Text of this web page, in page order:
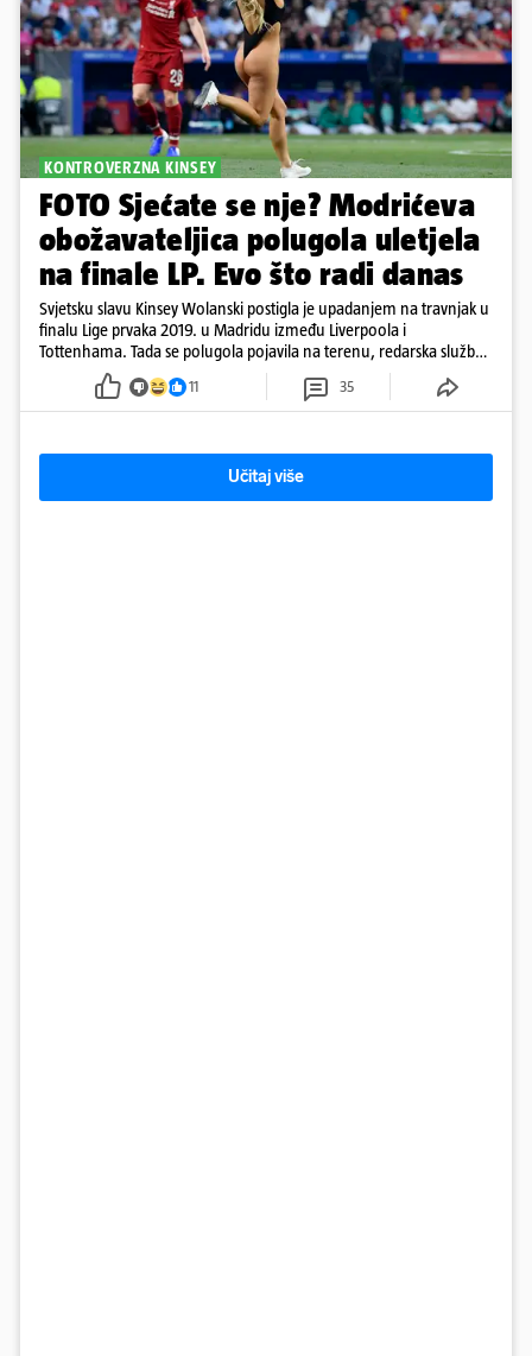
KONTROVERZNA KINSEY
FOTO Sjećate se nje? Modrićeva
obožavateljica polugola uletjela
na finale LP. Evo što radi danas
Svjetsku slavu Kinsey Wolanski postigla je upadanjem na travnjak u
finalu Lige prvaka 2019. u Madridu između Liverpoola i
Tottenhama. Tada se polugola pojavila na terenu, redarska služba
ju je lovila po travnjaku, a njezine fotografije obišle su svijet.
11 35
Učitaj više